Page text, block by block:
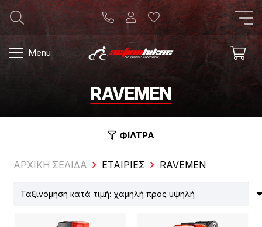
Menu
RAVEMEN
ΦΙΛΤΡΑ
ΑΡΧΙΚΗ ΣΕΛΙΔΑ ΕΤΑΙΡΊΕΣ RAVEMEN